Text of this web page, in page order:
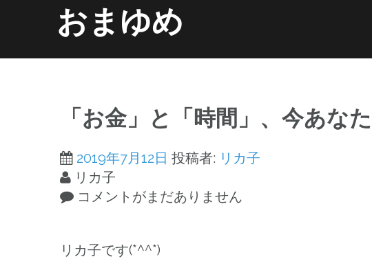
おまゆめ
「お金」と「時間」、今あな
2019年7月12日 投稿者: リカ子
リカ子
コメントがまだありません
リカ子です(*^^*)